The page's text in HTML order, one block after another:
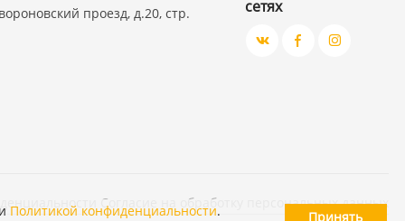
проезд, д.20, стр.
сетях
Согласие на обработку персональных данных
Политикой конфиденциальности. Принять